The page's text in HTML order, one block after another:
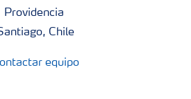
Providencia
Chile
equipo